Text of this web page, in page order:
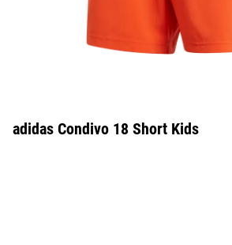
adidas Condivo 18 Short Kids